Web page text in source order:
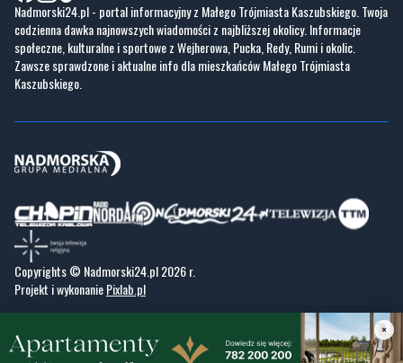
Nadmorski24.pl - portal informacyjny z Małego Trójmiasta Kaszubskiego. Twoja
codzienna dawka najnowszych wiadomości z najbliższej okolicy. Informacje
społeczne, kulturalne i sportowe z Wejherowa, Pucka, Redy, Rumi i okolic.
Zawsze sprawdzone i aktualne info dla mieszkańców Małego Trójmiasta
Kaszubskiego.
Copyrights © Nadmorski24.pl 2026 r.
Projekt i wykonaniePixlab.pl
×